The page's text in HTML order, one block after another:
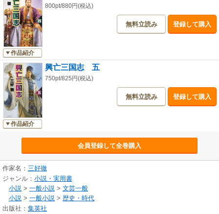
作品紹介
800pt/880円(税込)
無料立読み 登録して購入
作品紹介
興亡三国志 五
750pt/825円(税込)
無料立読み 登録して購入
会員登録して全巻購入
作家名： 三好徹
ジャンル： 小説・実用書
小説 > 一般小説 > 文芸一般
小説 > 一般小説 > 歴史・時代
出版社： 集英社